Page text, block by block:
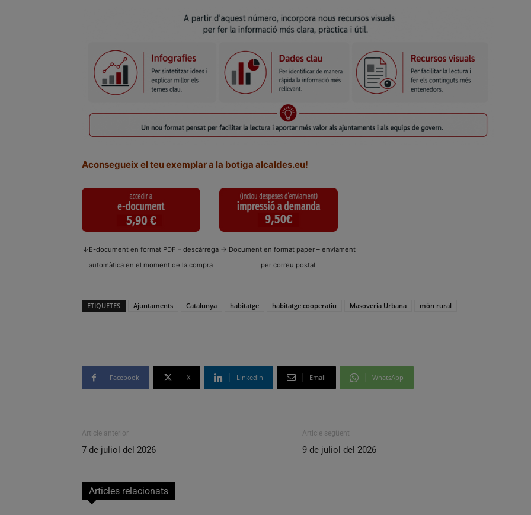
Aconsegueix el teu exemplar a la botiga alcaldes.eu!
↓E-document en format PDF – descàrrega
automàtica en el moment de la compra
→ Document en format paper – enviament
per correu postal
ETIQUETES Ajuntaments Catalunya habitatge habitatge cooperatiu Masoveria Urbana món rural
Facebook X Linkedin Email WhatsApp
Article anterior
7 de juliol del 2026
Article següent
9 de juliol del 2026
Articles relacionats